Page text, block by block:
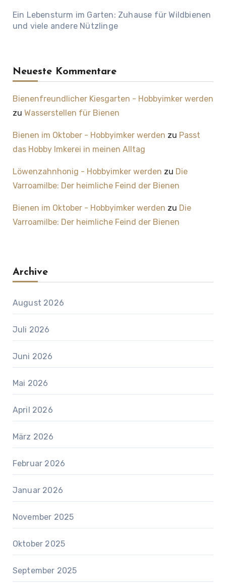
Ein Lebensturm im Garten: Zuhause für Wildbienen
und viele andere Nützlinge
Neueste Kommentare
Bienenfreundlicher Kiesgarten - Hobbyimker werden
zu Wasserstellen für Bienen
Bienen im Oktober - Hobbyimker werden zu Passt
das Hobby Imkerei in meinen Alltag
Löwenzahnhonig - Hobbyimker werden zu Die
Varroamilbe: Der heimliche Feind der Bienen
Bienen im Oktober - Hobbyimker werden zu Die
Varroamilbe: Der heimliche Feind der Bienen
Archive
August 2026
Juli 2026
Juni 2026
Mai 2026
April 2026
März 2026
Februar 2026
Januar 2026
November 2025
Oktober 2025
September 2025